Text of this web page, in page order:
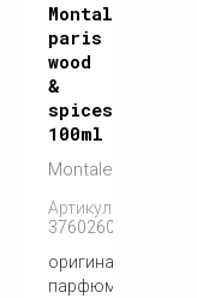
Montale
paris
wood
&
spices
100ml
Montale
Артикул:
3760260450034
оригинальный
парфюм